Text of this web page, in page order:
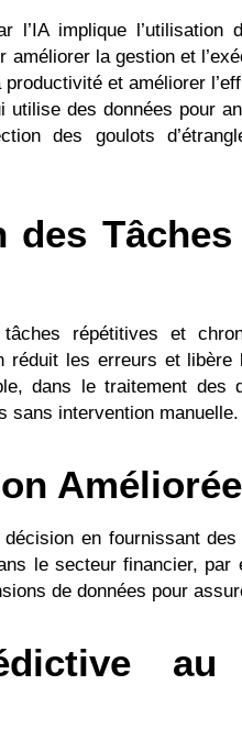
l’IA implique
améliorer la gestion et
et améliorer
utilise des données pour
des goulots
des
tâches répétitives et
réduit les erreurs et
dans le traitement des
sans intervention manuelle.
en fournissant
le secteur financier, par
de données pour